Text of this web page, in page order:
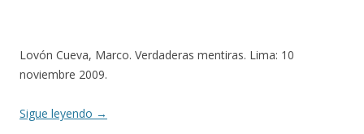
Lovón Cueva, Marco. Verdaderas mentiras. Lima: 10
noviembre 2009.
Sigue leyendo →